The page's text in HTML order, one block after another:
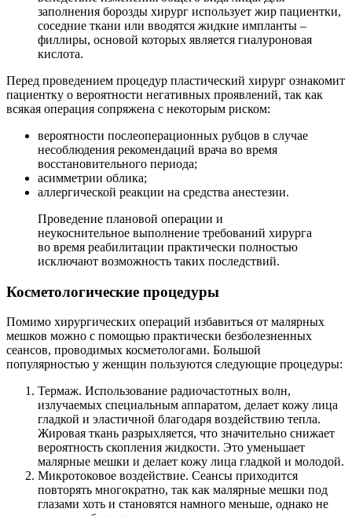
заполнения борозды хирург использует жир пациентки,
соседние ткани или вводятся жидкие импланты –
филлиры, основой которых является гиалуроновая
кислота.
Перед проведением процедур пластический хирург ознакомит
пациентку о вероятности негативных проявлений, так как
всякая операция сопряжена с некоторым риском:
вероятности послеоперационных рубцов в случае
несоблюдения рекомендаций врача во время
восстановительного периода;
асимметрии облика;
аллергической реакции на средства анестезии.
Проведение плановой операции и
неукоснительное выполнение требований хирурга
во время реабилитации практически полностью
исключают возможность таких последствий.
Косметологические процедуры
Помимо хирургических операций избавиться от малярных
мешков можно с помощью практически безболезненных
сеансов, проводимых косметологами. Большой
популярностью у женщин пользуются следующие процедуры:
Термаж. Использование радиочастотных волн,
излучаемых специальным аппаратом, делает кожу лица
гладкой и эластичной благодаря воздействию тепла.
Жировая ткань разрыхляется, что значительно снижает
вероятность скопления жидкости. Это уменьшает
малярные мешки и делает кожу лица гладкой и молодой.
Микротоковое воздействие. Сеансы приходится
повторять многократно, так как малярные мешки под
глазами хоть и становятся намного меньше, однако не